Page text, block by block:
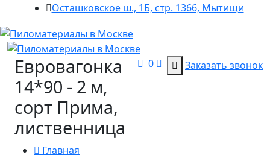
Осташковское ш., 1Б, стр. 1366, Мытищи
0 Заказать звонок
Евровагонка
14*90 - 2 м,
сорт Прима,
лиственница
Главная